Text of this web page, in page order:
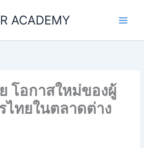
ACADEMY
โอกาสใหม่ของผู้
ไทยในตลาดต่าง